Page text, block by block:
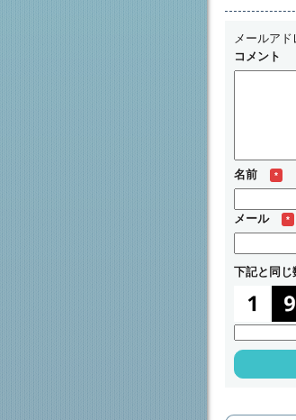
メールア
コメント
名前 *
メール *
下記と同じ